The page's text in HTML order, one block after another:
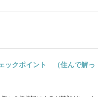
ックポイント （住んで解っ